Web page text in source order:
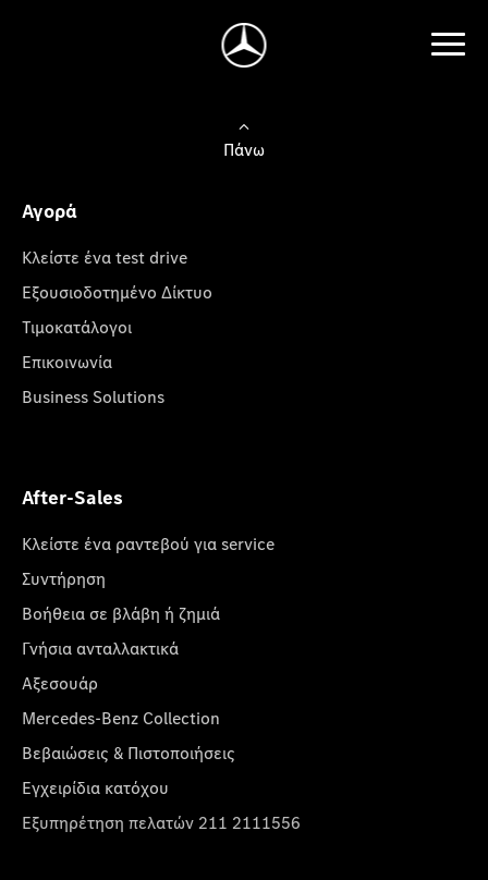
Πάνω
Αγορά
Κλείστε ένα test drive
Εξουσιοδοτημένο Δίκτυο
Τιμοκατάλογοι
Επικοινωνία
Business Solutions
After-Sales
Κλείστε ένα ραντεβού για service
Συντήρηση
Βοήθεια σε βλάβη ή ζημιά
Γνήσια ανταλλακτικά
Αξεσουάρ
Mercedes-Benz Collection
Βεβαιώσεις & Πιστοποιήσεις
Εγχειρίδια κατόχου
Εξυπηρέτηση πελατών 211 2111556